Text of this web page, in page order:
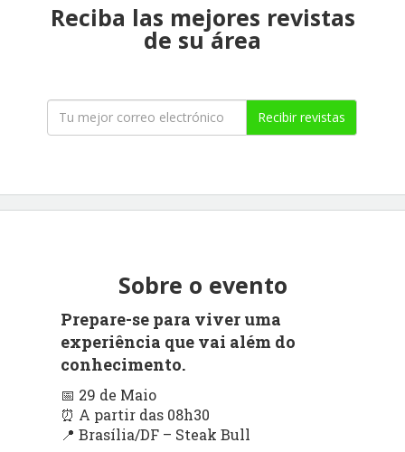
Reciba las mejores revistas
de su área
Recibir revistas
Sobre o evento
Prepare-se para viver uma
experiência que vai além do
conhecimento.
📅 29 de Maio
⏰ A partir das 08h30
📍 Brasília/DF – Steak Bull